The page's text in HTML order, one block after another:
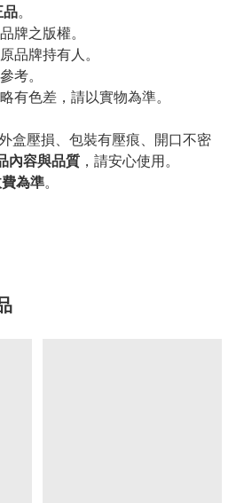
品。
牌之版權。
品牌持有人。
考。
有色差，請以實物為準。
盒壓損、包裝有壓痕、開口不密
內容與品質 ，請安心使用。
為準。